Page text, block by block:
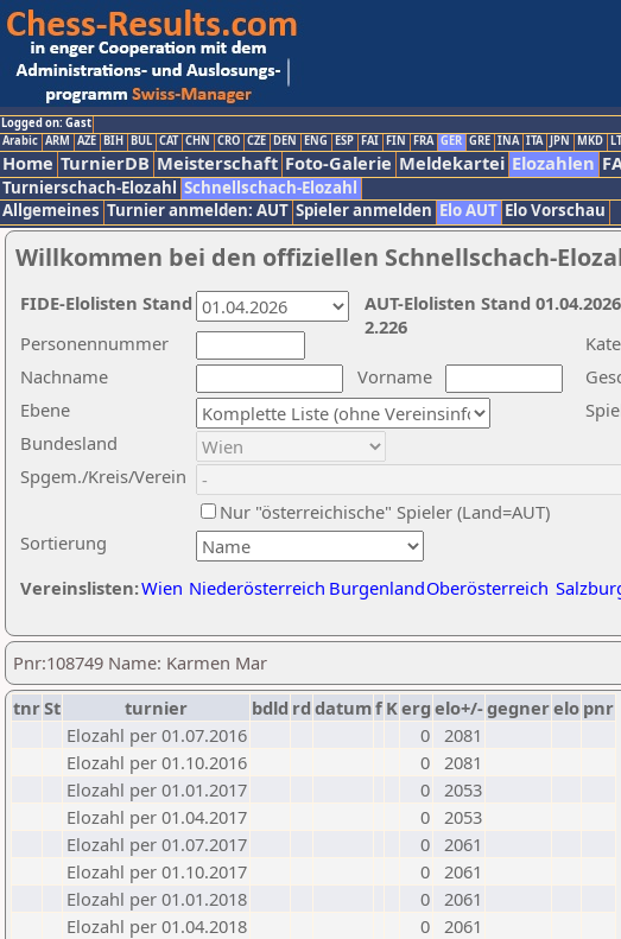
Logged on: Gast
Arabic ARM AZE BIH BUL CAT CHN CRO CZE DEN ENG ESP FAI FIN FRA GER GRE INA ITA JPN MKD
Home TurnierDB Meisterschaft Foto-Galerie Meldekartei Elozahlen
Turnierschach-Elozahl Schnellschach-Elozahl
Allgemeines Turnier anmelden: AUT Spieler anmelden Elo AUT Elo Vorschau
Willkommen bei den offiziellen Schnellschach-
Nachname
Vorname
Ebene
Sortierung
Personennummer
Bundesland
Spgem./Kreis/Verein
Nur "österreichische" Spieler (Land=AUT)
Vereinslisten:Wien Niederösterreich BurgenlandOberösterreich
AUT-Elolisten Stand
2.226
FIDE-Elolisten Stand
Pnr:108749 Name: Karmen Mar
tnrSt turnier bdld rd datumf Kerg elo+/-gegnerelo pnr
Elozahl per 01.07.2016
0 2081
Elozahl per 01.10.2016
0 2081
Elozahl per 01.01.2017
0 2053
Elozahl per 01.04.2017
0 2053
Elozahl per 01.07.2017
0 2061
Elozahl per 01.10.2017
0 2061
Elozahl per 01.01.2018
0 2061
Elozahl per 01.04.2018
0 2061